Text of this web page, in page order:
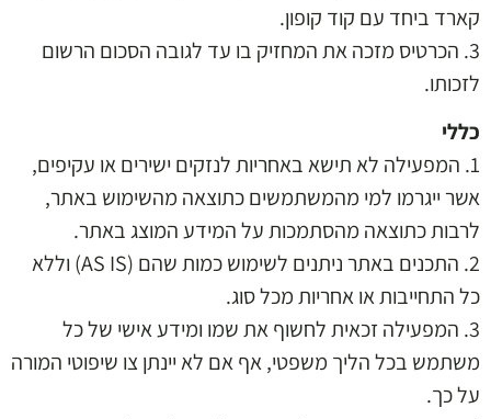
קארד ביחד עם קוד קופון.
3. הכרטיס מזכה את המחזיק בו עד לגובה הסכום הרשום
לזכותו.
כללי
1. המפעילה לא תישא באחריות לנזקים ישירים או עקיפים,
אשר ייגרמו למי מהמשתמשים כתוצאה מהשימוש באתר,
לרבות כתוצאה מהסתמכות על המידע המוצג באתר.
2. התכנים באתר ניתנים לשימוש כמות שהם (AS IS) וללא
כל התחייבות או אחריות מכל סוג.
3. המפעילה זכאית לחשוף את שמו ומידע אישי של כל
משתמש בכל הליך משפטי, אף אם לא יינתן צו שיפוטי המורה
על כך.